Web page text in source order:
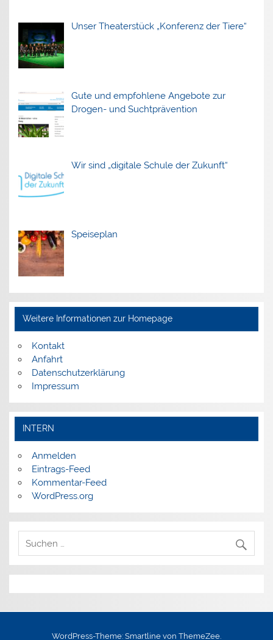
Unser Theaterstück „Konferenz der Tiere“
Gute und empfohlene Angebote zur
Drogen- und Suchtprävention
Wir sind „digitale Schule der Zukunft“
Speiseplan
Weitere Informationen zur Homepage
Kontakt
Anfahrt
Datenschutzerklärung
Impressum
INTERN
Anmelden
Eintrags-Feed
Kommentar-Feed
WordPress.org
WordPress-Theme: Smartline von ThemeZee.